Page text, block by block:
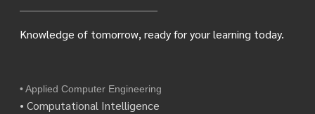
Knowledge of tomorrow, ready for your learning today.
• Applied Computer Engineering
• Computational Intelligence